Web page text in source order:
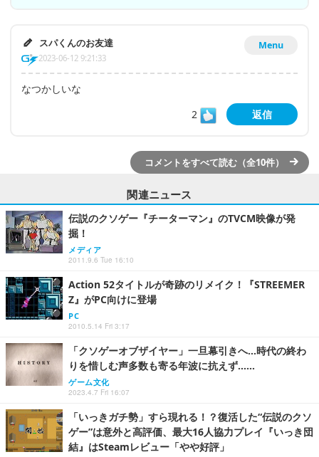
Menu
スパくんのお友達
2023-06-12 9:21:33
なつかしいな
2
返信
コメントをすべて読む（全10件）
関連ニュース
伝説のクソゲー『チーターマン』のTVCM映像が発
掘！
メディア
2011.9.6 Tue 16:10
Action 52タイトルが奇跡のリメイク！『STREEMER
Z』がPC向けに登場
PC
2010.5.14 Fri 3:17
「クソゲーオブザイヤー」一旦幕引きへ…時代の終わ
りを惜しむ声多数も寄る年波に抗えず……
ゲーム文化
2023.4.7 Fri 16:07
「いっきガチ勢」すら現れる！？復活した“伝説のクソ
ゲー”は意外と高評価、最大16人協力プレイ『いっき団
結』はSteamレビュー「やや好評」